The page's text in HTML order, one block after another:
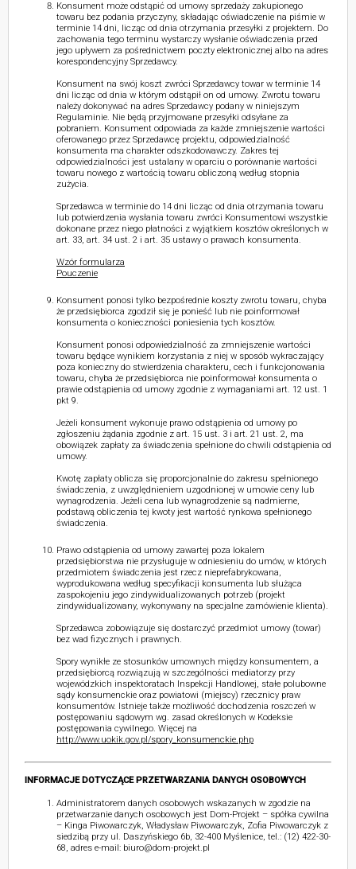
Konsument może odstąpić od umowy sprzedaży zakupionego
towaru bez podania przyczyny, składając oświadczenie na piśmie w
terminie 14 dni, licząc od dnia otrzymania przesyłki z projektem. Do
zachowania tego terminu wystarczy wysłanie oświadczenia przed
jego upływem za pośrednictwem poczty elektronicznej albo na adres
korespondencyjny Sprzedawcy.
Konsument na swój koszt zwróci Sprzedawcy towar w terminie 14
dni licząc od dnia w którym odstąpił on od umowy. Zwrotu towaru
należy dokonywać na adres Sprzedawcy podany w niniejszym
Regulaminie. Nie będą przyjmowane przesyłki odsyłane za
pobraniem. Konsument odpowiada za każde zmniejszenie wartości
oferowanego przez Sprzedawcę projektu, odpowiedzialność
konsumenta ma charakter odszkodowawczy. Zakres tej
odpowiedzialności jest ustalany w oparciu o porównanie wartości
towaru nowego z wartością towaru obliczoną według stopnia
zużycia.
Sprzedawca w terminie do 14 dni licząc od dnia otrzymania towaru
lub potwierdzenia wysłania towaru zwróci Konsumentowi wszystkie
dokonane przez niego płatności z wyjątkiem kosztów określonych w
art. 33, art. 34 ust. 2 i art. 35 ustawy o prawach konsumenta.
Wzór formularza
Pouczenie
Konsument ponosi tylko bezpośrednie koszty zwrotu towaru, chyba
że przedsiębiorca zgodził się je ponieść lub nie poinformował
konsumenta o konieczności poniesienia tych kosztów.
Konsument ponosi odpowiedzialność za zmniejszenie wartości
towaru będące wynikiem korzystania z niej w sposób wykraczający
poza konieczny do stwierdzenia charakteru, cech i funkcjonowania
towaru, chyba że przedsiębiorca nie poinformował konsumenta o
prawie odstąpienia od umowy zgodnie z wymaganiami art. 12 ust. 1
pkt 9.
Jeżeli konsument wykonuje prawo odstąpienia od umowy po
zgłoszeniu żądania zgodnie z art. 15 ust. 3 i art. 21 ust. 2, ma
obowiązek zapłaty za świadczenia spełnione do chwili odstąpienia od
umowy.
Kwotę zapłaty oblicza się proporcjonalnie do zakresu spełnionego
świadczenia, z uwzględnieniem uzgodnionej w umowie ceny lub
wynagrodzenia. Jeżeli cena lub wynagrodzenie są nadmierne,
podstawą obliczenia tej kwoty jest wartość rynkowa spełnionego
świadczenia.
Prawo odstąpienia od umowy zawartej poza lokalem
przedsiębiorstwa nie przysługuje w odniesieniu do umów, w których
przedmiotem świadczenia jest rzecz nieprefabrykowana,
wyprodukowana według specyfikacji konsumenta lub służąca
zaspokojeniu jego zindywidualizowanych potrzeb (projekt
zindywidualizowany, wykonywany na specjalne zamówienie klienta).
Sprzedawca zobowiązuje się dostarczyć przedmiot umowy (towar)
bez wad fizycznych i prawnych.
Spory wynikłe ze stosunków umownych między konsumentem, a
przedsiębiorcą rozwiązują w szczególności mediatorzy przy
wojewódzkich inspektoratach Inspekcji Handlowej, stałe polubowne
sądy konsumenckie oraz powiatowi (miejscy) rzecznicy praw
konsumentów. Istnieje także możliwość dochodzenia roszczeń w
postępowaniu sądowym wg. zasad określonych w Kodeksie
postępowania cywilnego. Więcej na
http://www.uokik.gov.pl/spory_konsumenckie.php
INFORMACJE DOTYCZĄCE PRZETWARZANIA DANYCH OSOBOWYCH
Administratorem danych osobowych wskazanych w zgodzie na
przetwarzanie danych osobowych jest Dom-Projekt – spółka cywilna
– Kinga Piwowarczyk, Władysław Piwowarczyk, Zofia Piwowarczyk z
siedzibą przy ul. Daszyńskiego 6b, 32-400 Myślenice, tel.: (12) 422-30-
68, adres e-mail: biuro@dom-projekt.pl